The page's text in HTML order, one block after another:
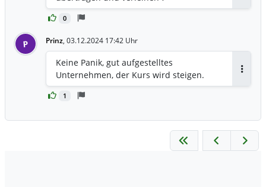
0
P Prinz, 03.12.2024 17:42 Uhr
1
Keine Panik, gut aufgestelltes
Unternehmen, der Kurs wird steigen.